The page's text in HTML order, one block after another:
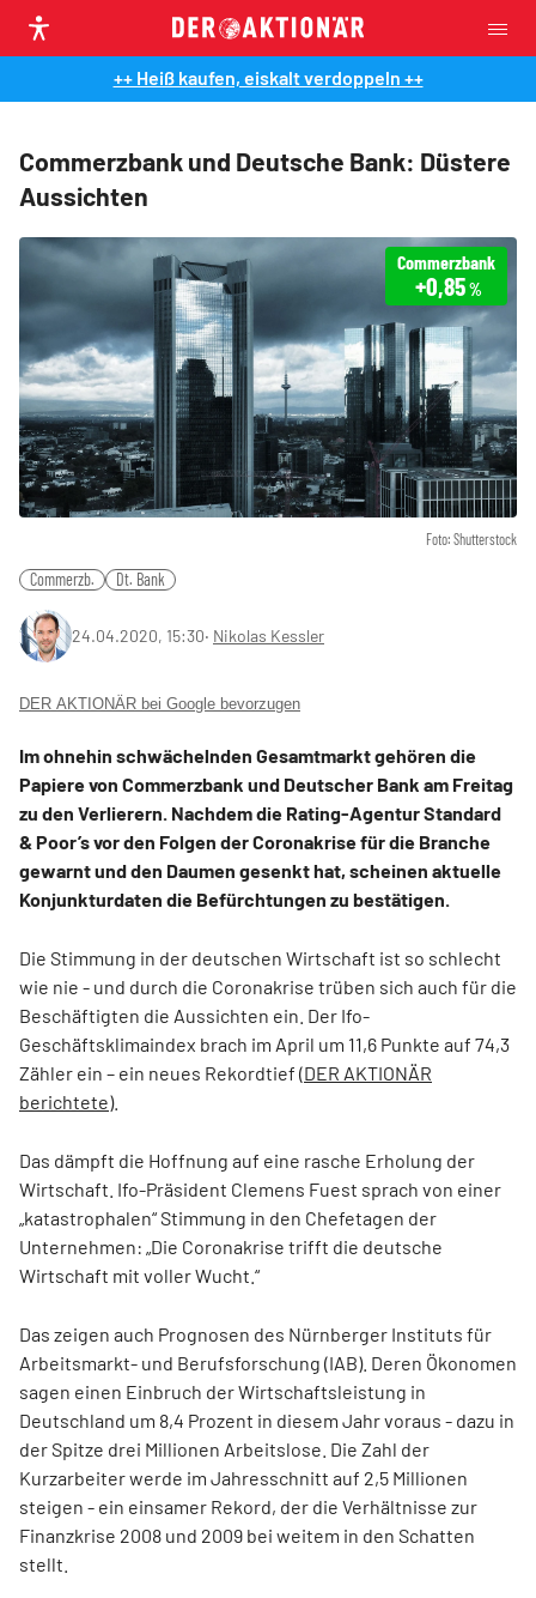
++ Heiß kaufen, eiskalt verdoppeln ++
Commerzbank und Deutsche Bank: Düstere
Aussichten
Foto: Shutterstock
Commerzbank
+0,85%
Commerzb. Dt. Bank
24.04.2020, 15:30‧ Nikolas Kessler
DER AKTIONÄR bei Google bevorzugen
Im ohnehin schwächelnden Gesamtmarkt gehören die
Papiere von Commerzbank und Deutscher Bank am Freitag
zu den Verlierern. Nachdem die Rating-Agentur Standard
& Poor’s vor den Folgen der Coronakrise für die Branche
gewarnt und den Daumen gesenkt hat, scheinen aktuelle
Konjunkturdaten die Befürchtungen zu bestätigen.
Die Stimmung in der deutschen Wirtschaft ist so schlecht
wie nie - und durch die Coronakrise trüben sich auch für die
Beschäftigten die Aussichten ein. Der Ifo-
Geschäftsklimaindex brach im April um 11,6 Punkte auf 74,3
Zähler ein – ein neues Rekordtief (DER AKTIONÄR
berichtete).
Das dämpft die Hoffnung auf eine rasche Erholung der
Wirtschaft. Ifo-Präsident Clemens Fuest sprach von einer
„katastrophalen“ Stimmung in den Chefetagen der
Unternehmen: „Die Coronakrise trifft die deutsche
Wirtschaft mit voller Wucht.“
Das zeigen auch Prognosen des Nürnberger Instituts für
Arbeitsmarkt- und Berufsforschung (IAB). Deren Ökonomen
sagen einen Einbruch der Wirtschaftsleistung in
Deutschland um 8,4 Prozent in diesem Jahr voraus - dazu in
der Spitze drei Millionen Arbeitslose. Die Zahl der
Kurzarbeiter werde im Jahresschnitt auf 2,5 Millionen
steigen - ein einsamer Rekord, der die Verhältnisse zur
Finanzkrise 2008 und 2009 bei weitem in den Schatten
stellt.